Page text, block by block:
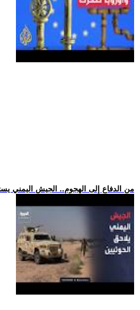
.. من الدفاع إلى الهجوم.. الجيش اليمني